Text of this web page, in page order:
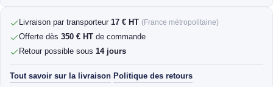
Livraison par transporteur 17 € HT (France métropolitaine)
Offerte dès 350 € HT de commande
Retour possible sous 14 jours
Tout savoir sur la livraison· Politique des retours